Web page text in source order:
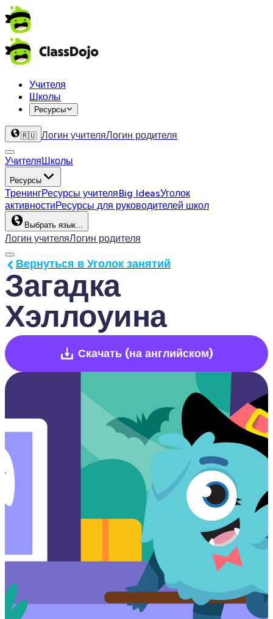
Учителя
Школы
Ресурсы
🇷🇺 Логин учителяЛогин родителя
УчителяШколы
Ресурсы
ТренингРесурсы учителяBig IdeasУголок
активностиРесурсы для руководителей школ
Выбрать язык…
Логин учителяЛогин родителя
Загадка
Хэллоуина
Вернуться в Уголок занятий
Скачать (на английском)